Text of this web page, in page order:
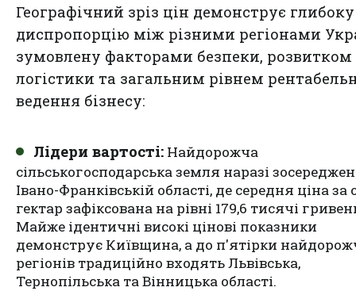
Географічний зріз цін демонструє глибоку
диспропорцію між різними регіонами
зумовлену факторами безпеки, розвитком
логістики та загальним рівнем
ведення бізнесу:
Лідери вартості: Найдорожча
сільськогосподарська земля наразі
Івано-Франківській області, де середня ціна за
гектар зафіксована на рівні 179,6 тисячі
Майже ідентичні високі цінові показники
демонструє Київщина, а до п'ятірки
регіонів традиційно входять Львівська,
Тернопільська та Вінницька області.